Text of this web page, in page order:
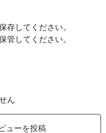
存してください。
管してください。
ん
ューを投稿